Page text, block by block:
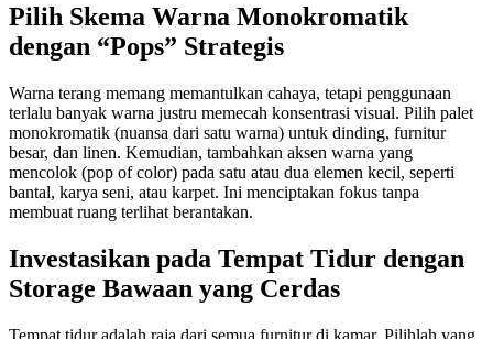
Pilih Skema Warna Monokromatik
dengan “Pops” Strategis
Warna terang memang memantulkan cahaya, tetapi penggunaan
terlalu banyak warna justru memecah konsentrasi visual. Pilih palet
monokromatik (nuansa dari satu warna) untuk dinding, furnitur
besar, dan linen. Kemudian, tambahkan aksen warna yang
mencolok (pop of color) pada satu atau dua elemen kecil, seperti
bantal, karya seni, atau karpet. Ini menciptakan fokus tanpa
membuat ruang terlihat berantakan.
Investasikan pada Tempat Tidur dengan
Storage Bawaan yang Cerdas
Tempat tidur adalah raja dari semua furnitur di kamar. Pilihlah yang